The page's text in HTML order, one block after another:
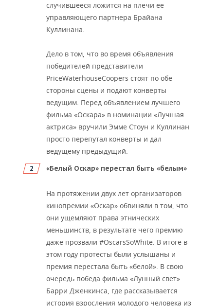
случившееся ложится на плечи ее
управляющего партнера Брайана
Куллинана.
Дело в том, что во время объявления
победителей представители
PriceWaterhouseCoopers стоят по обе
стороны сцены и подают конверты
ведущим. Перед объявлением лучшего
фильма «Оскара» в номинации «Лучшая
актриса» вручили Эмме Стоун и Куллинан
просто перепутал конверты и дал
ведущему предыдущий.
«Белый Оскар» перестал быть «белым»
На протяжении двух лет организаторов
кинопремии «Оскар» обвиняли в том, что
они ущемляют права этнических
меньшинств, в результате чего премию
даже прозвали #OscarsSoWhite. В итоге в
этом году протесты были услышаны и
премия перестала быть «белой». В свою
очередь победа фильма «Лунный свет»
Барри Дженкинса, где рассказывается
история взросления молодого человека из